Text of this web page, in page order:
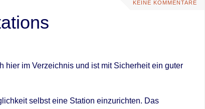
KEINE KOMMENTARE
hier im Verzeichnis und ist mit Sicherheit ein guter
selbst eine Station einzurichten. Das